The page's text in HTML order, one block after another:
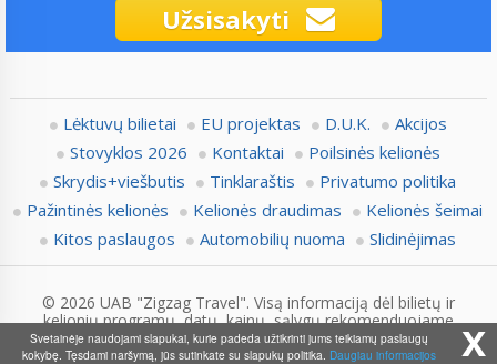
Užsisakyti
Lėktuvų bilietai EU projektas D.U.K.
Akcijos
Stovyklos 2026
Kontaktai
Poilsinės kelionės
Skrydis+viešbutis
Tinklaraštis
Privatumo politika
Pažintinės kelionės
Kelionės draudimas
Kelionės šeimai
Kitos paslaugos
Automobilių nuoma Slidinėjimas
© 2026 UAB "Zigzag Travel". Visą informaciją dėl bilietų ir
kelionių programų, datų, kainų, sąlygų rekomenduojame
pasitikslinti su Zigzag.lt konsultantais.
x
Svetainėje naudojami slapukai, kurie padeda užtikrinti jums teikiamų paslaugų
kokybę. Tęsdami naršymą, jūs sutinkate su slapukų politika. Daugiau informacijos